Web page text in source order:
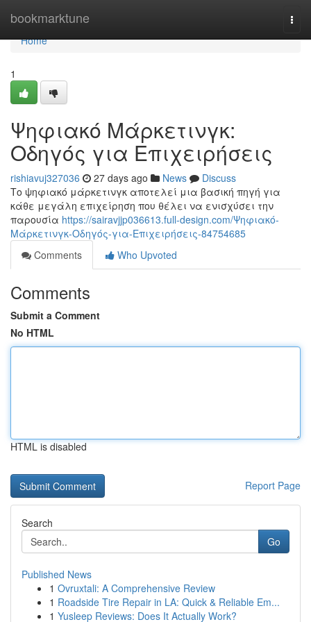
bookmarktune
Home
Home
1
Ψηφιακό Μάρκετινγκ:
Οδηγός για Επιχειρήσεις
rishiavuj327036 27 days ago News
Discuss
Το ψηφιακό μάρκετινγκ αποτελεί μια βασική πηγή για
κάθε μεγάλη επιχείρηση που θέλει να ενισχύσει την
παρουσία https://sairavjjp036613.full-design.com/Ψηφιακό-
Μάρκετινγκ-Οδηγός-για-Επιχειρήσεις-84754685
Comments
Who Upvoted
Comments
Submit a Comment
No HTML
HTML is disabled
Report Page
Search
Go
Published News
1 Ovruxtali: A Comprehensive Review
1 Roadside Tire Repair in LA: Quick & Reliable Em...
1 Yusleep Reviews: Does It Actually Work?